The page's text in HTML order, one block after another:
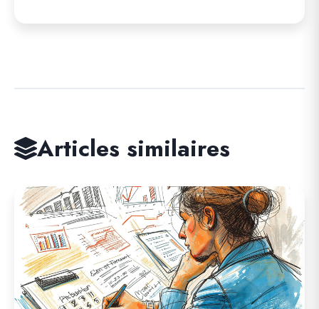
Articles similaires